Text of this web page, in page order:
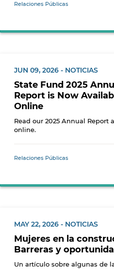
Relaciones Públicas
JUN 09, 2026 - NOTICIAS
State Fund 2025
Report is Now
Online
Read our 2025 Annual Report
online.
Relaciones Públicas
MAY 22, 2026 - NOTICIAS
Mujeres en la
Barreras y
Un artículo sobre algunas de